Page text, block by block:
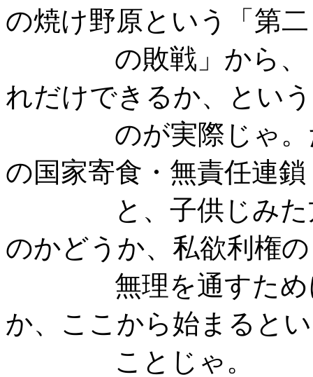
の焼け野原という「第二
の敗戦」から、「
れだけできるか、という
のが実際じゃ。だ
の国家寄食・無責任連鎖
と、子供じみた方
のかどうか、私欲利権の
無理を通すために
か、ここから始まると
ことじゃ。